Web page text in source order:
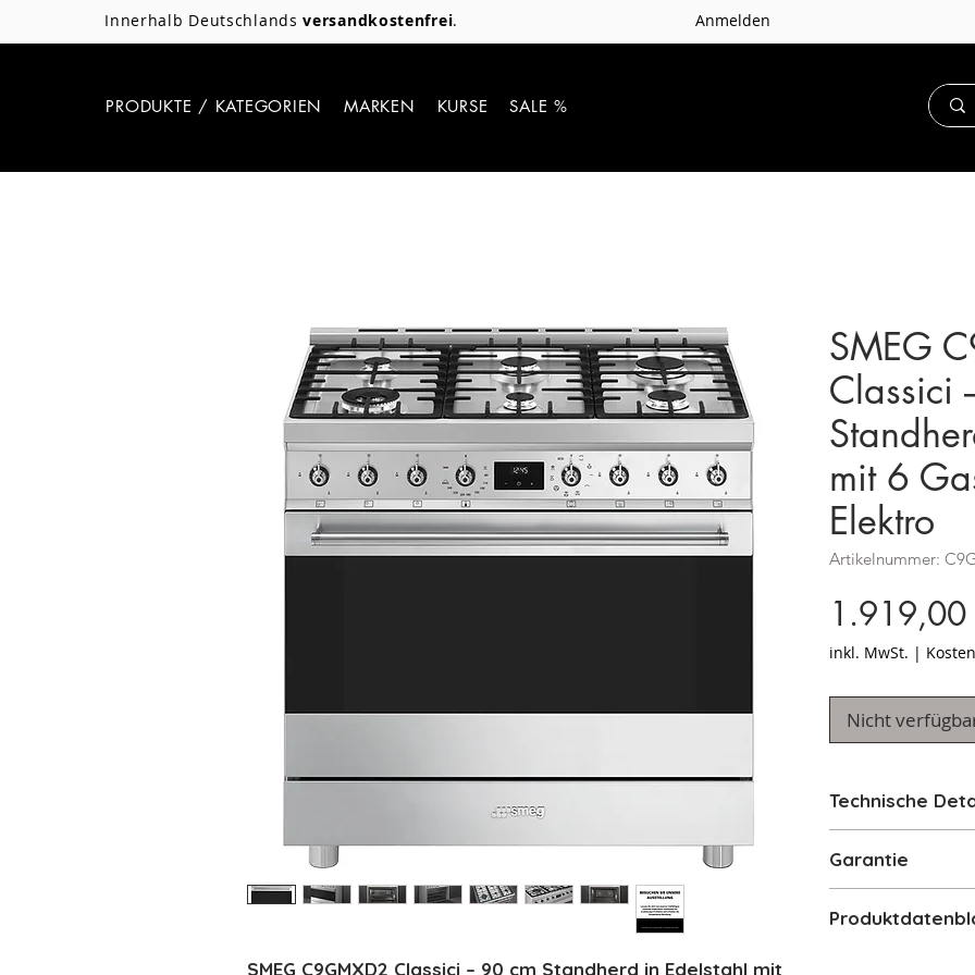
Innerhalb Deutschlandsversandkostenfrei. Anmelden
PRODUKTE / KATEGORIEN MARKEN KURSE SALE %
SMEG C9GMXD2 Classici – 90 cm Standherd in Edelstahl mit
SMEG
Classici
mit 6
Elektro
Artikelnummer:
inkl. MwSt. |
Nicht
Technische
90 cm Breite
Garantie